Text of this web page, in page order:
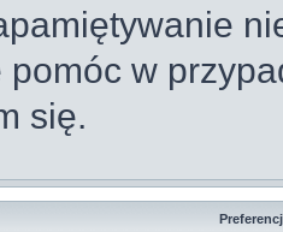
pomóc w
się.